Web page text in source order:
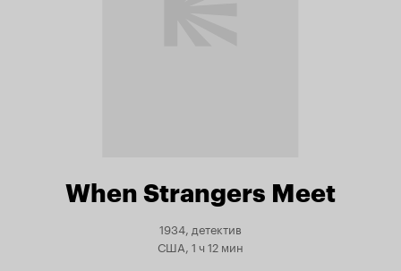
When Strangers Meet
1934, детектив
США, 1 ч 12 мин